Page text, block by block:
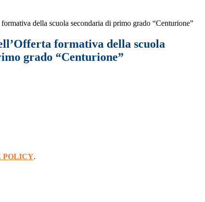
della scuola secondaria di primo grado “Centurione”
formativa della scuola
grado “Centurione”
POLICY.